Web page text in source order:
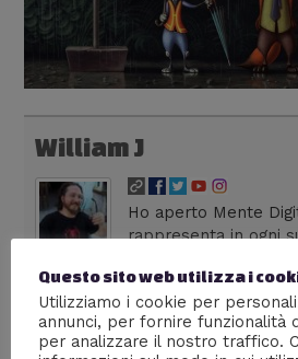
William J
Ho aperto Mente
rappresenta in ogni
colleziono fumetti, seguo anime
robottoni e divoro serie tv in
Nerd sono autore di livello 36,
pubblicati. La frase che
Questo sito web utilizza i
Utilizziamo i cookie per
annunci, per fornire funzionalità
per analizzare il nostro traffico.